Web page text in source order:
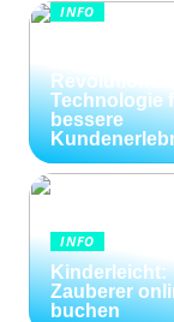
INFO
Revolutionäre
Technologie
bessere
INFO
Kinderleicht:
Zauberer
buchen